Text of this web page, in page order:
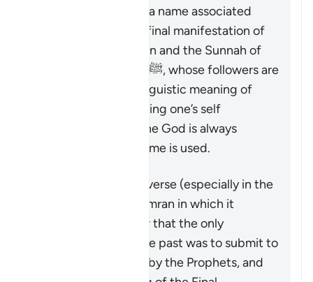
), then it became a name associated
particularly with the final manifestation of
guidance in the Quran and the Sunnah of
called Muslims. Its linguistic meaning of
‘submitting’ or ‘devoting one’s self
exclusively’ to the One God is always
present when this name is used.
That being said, this verse (especially in the
context of Surat Al ‘Imran in which it
appears) makes clear that the only
acceptable way in the past was to submit to
God as commanded by the Prophets, and